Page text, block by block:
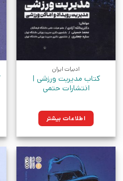
ادبیات ایران
کتاب مدیریت ورزشی |
انتشارات حتمی
اطلاعات بیشتر